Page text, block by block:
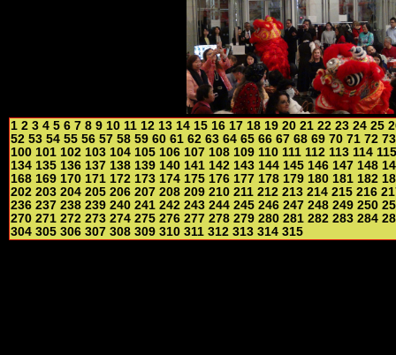
1 2 3 4 5 6 7 8 9 10 11 12 13 14 15 16 17 18 19 20 21 22 23 24 25
52 53 54 55 56 57 58 59 60 61 62 63 64 65 66 67 68 69 70 71 72 73
100 101 102 103 104 105 106 107 108 109 110 111 112 113 114 115
134 135 136 137 138 139 140 141 142 143 144 145 146 147 148
168 169 170 171 172 173 174 175 176 177 178 179 180 181 182
202 203 204 205 206 207 208 209 210 211 212 213 214 215 216
236 237 238 239 240 241 242 243 244 245 246 247 248 249 250
270 271 272 273 274 275 276 277 278 279 280 281 282 283 284
304 305 306 307 308 309 310 311 312 313 314 315